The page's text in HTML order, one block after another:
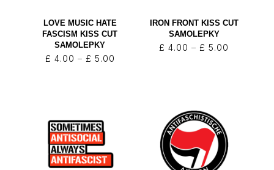
LOVE MUSIC HATE
FASCISM KISS CUT
SAMOLEPKY
£ 4.00 – £ 5.00
IRON FRONT KISS CUT
SAMOLEPKY
£ 4.00 – £ 5.00